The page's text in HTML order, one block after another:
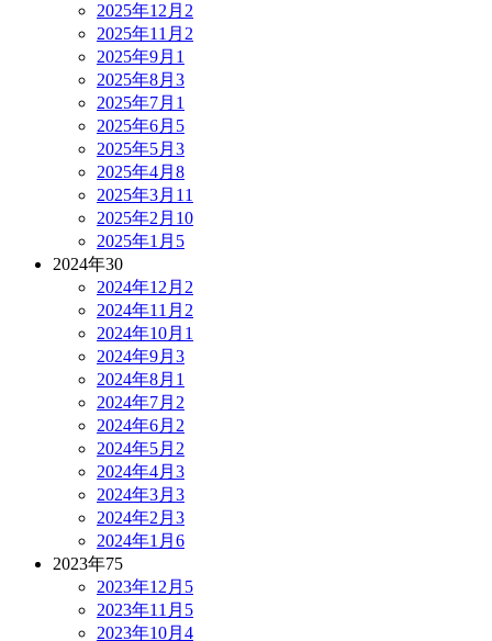
2025年12月 2
2025年11月 2
2025年9月 1
2025年8月 3
2025年7月 1
2025年6月 5
2025年5月 3
2025年4月 8
2025年3月 11
2025年2月 10
2025年1月 5
2024年30
2024年12月 2
2024年11月 2
2024年10月 1
2024年9月 3
2024年8月 1
2024年7月 2
2024年6月 2
2024年5月 2
2024年4月 3
2024年3月 3
2024年2月 3
2024年1月 6
2023年75
2023年12月 5
2023年11月 5
2023年10月 4